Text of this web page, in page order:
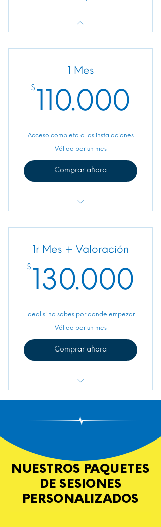
1 Mes
$ 110.000
Acceso completo a las instalaciones
Válido por un mes
Comprar ahora
1r Mes + Valoración
$ 130.000
Ideal si no sabes por donde empezar
Válido por un mes
Comprar ahora
Perimetros
Plan de entrenamiento
Válido solo la primer vez
NUESTROS PAQUETES
DE SESIONES
PERSONALIZADOS